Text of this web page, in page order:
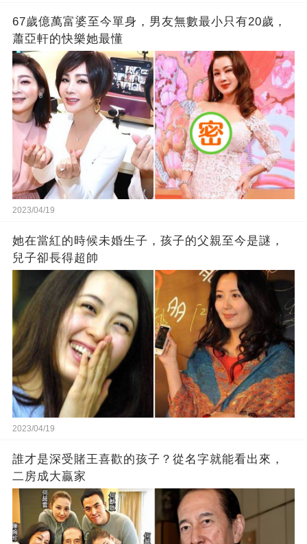
67歲億萬富婆至今單身，男友無數最小只有20歲，
蕭亞軒的快樂她最懂
2023/04/19
她在當紅的時候未婚生子，孩子的父親至今是謎，
兒子卻長得超帥
2023/04/19
誰才是深受賭王喜歡的孩子？從名字就能看出來，
二房成大贏家